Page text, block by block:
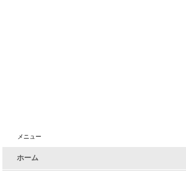
メニュー
ホーム